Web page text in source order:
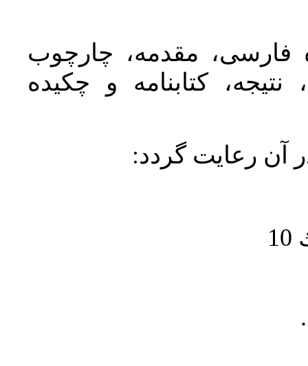
فارسی، مقدمه، چارچوب
کتابنامه و چکیده
آن رعايت گردد: